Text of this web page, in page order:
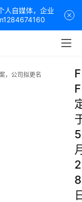
人自媒体，企业
，公司拟更名
F
F
5
2
8